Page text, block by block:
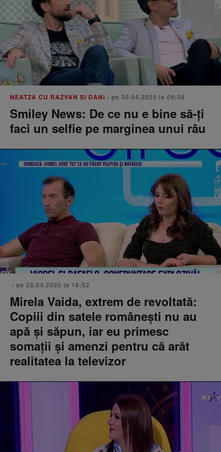
NEATZA CU RAZVAN SI DANI • pe 30.04.2020 la 09:08
Smiley News: De ce nu e bine să-ți
faci un selfie pe marginea unui râu
• pe 28.04.2020 la 18:52
Mirela Vaida, extrem de revoltată:
Copiii din satele românești nu au
apă și săpun, iar eu primesc
somații și amenzi pentru că arăt
realitatea la televizor